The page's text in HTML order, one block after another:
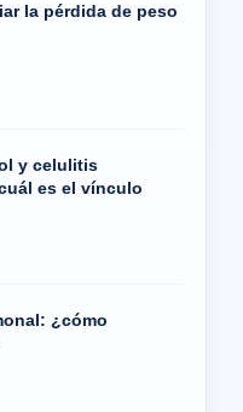
la pérdida de peso
y celulitis
es el vínculo
¿cómo